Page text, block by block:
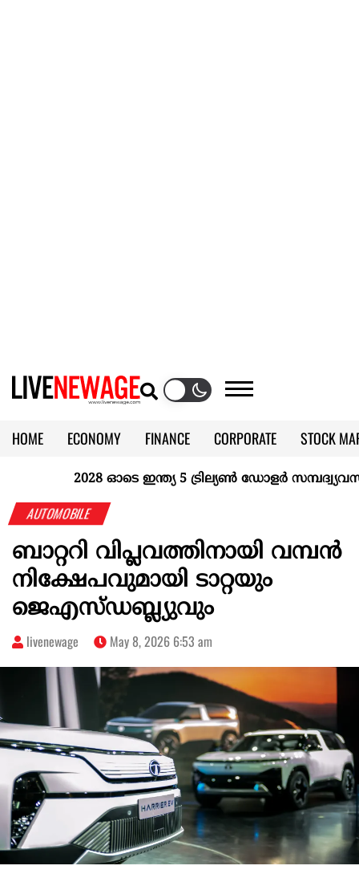
HOME ECONOMY FINANCE CORPORATE
STOCK
KERALA @70
2028 ഓടെ ഇന്ത്യ 5 ട്രില്യണ്‍ ഡോളര്‍
AUTOMOBILE
ബാറ്ററി വിപ്ലവത്തിനായി വമ്പന്‍
നിക്ഷേപവുമായി ടാറ്റയും
ജെഎസ്ഡബ്ല്യുവും
livenewage May 8, 2026 6:53 am